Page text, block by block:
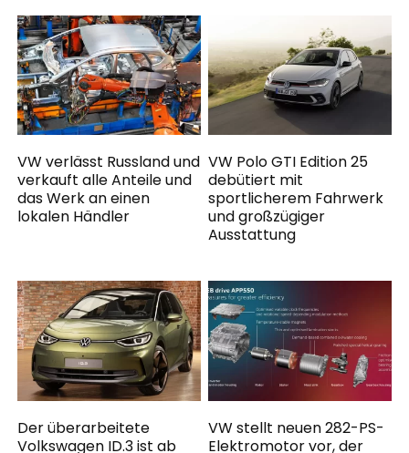
VW verlässt Russland und
verkauft alle Anteile und
das Werk an einen
lokalen Händler
VW Polo GTI Edition 25
debütiert mit
sportlicherem Fahrwerk
und großzügiger
Ausstattung
Der überarbeitete
Volkswagen ID.3 ist ab
VW stellt neuen 282-PS-
Elektromotor vor, der